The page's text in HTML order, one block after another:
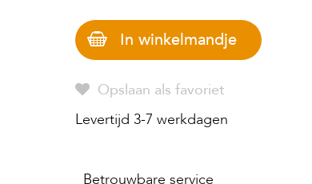
In winkelmandje
Opslaan als favoriet
Levertijd 3-7 werkdagen
Betrouwbare service